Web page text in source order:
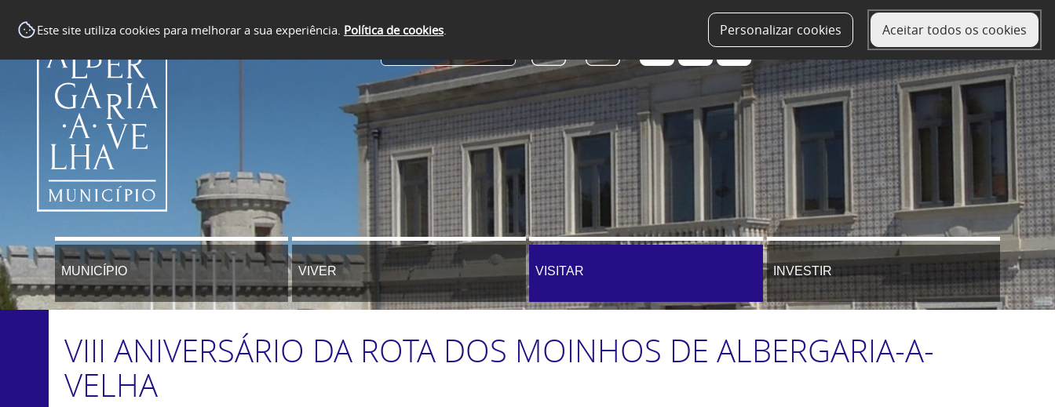
Este site utiliza cookies para melhorar a sua experiência. Política de cookies. Personalizar cookies
Aceitar todos os cookies
MUNICÍPIO VIVER VISITAR INVESTIR
VIII ANIVERSÁRIO DA ROTA DOS MOINHOS DE ALBERGARIA-A-
VELHA